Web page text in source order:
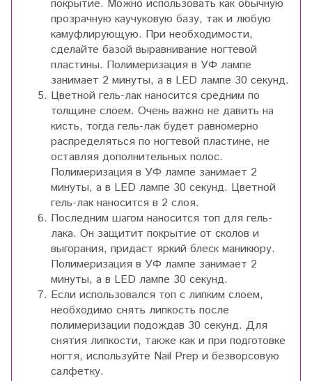
покрытие. Можно использовать как обычную
прозрачную каучуковую базу, так и любую
камуфлирующую. При необходимости,
сделайте базой выравнивание ногтевой
пластины. Полимеризация в УФ лампе
занимает 2 минуты, а в LED лампе 30 секунд.
Цветной гель-лак наносится средним по
толщине слоем. Очень важно не давить на
кисть, тогда гель-лак будет равномерно
распределяться по ногтевой пластине, не
оставляя дополнительных полос.
Полимеризация в УФ лампе занимает 2
минуты, а в LED лампе 30 секунд. Цветной
гель-лак наносится в 2 слоя.
Последним шагом наносится топ для гель-
лака. Он защитит покрытие от сколов и
выгорания, придаст яркий блеск маникюру.
Полимеризация в УФ лампе занимает 2
минуты, а в LED лампе 30 секунд.
Если использовался топ с липким слоем,
необходимо снять липкость после
полимеризации подождав 30 секунд. Для
снятия липкости, также как и при подготовке
ногтя, используйте Nail Prep и безворсовую
салфетку.